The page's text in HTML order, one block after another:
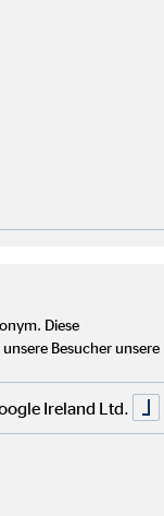
um deine
präsentiere
Diese
Besucher unsere
Ireland Ltd.